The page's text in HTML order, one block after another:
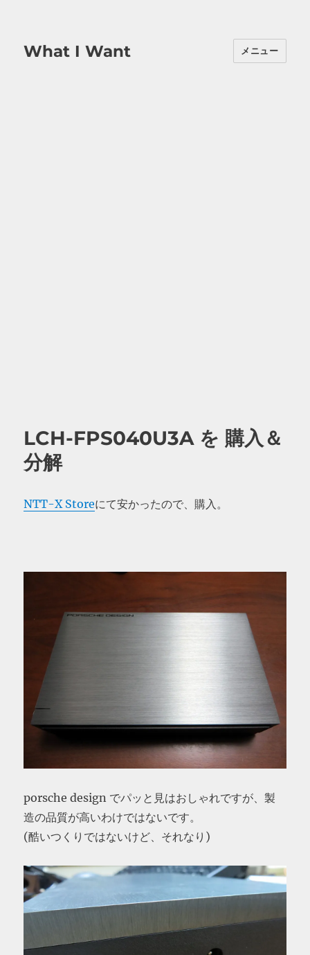
What I Want メニュー
LCH-FPS040U3A を 購入＆
分解
NTT-X Storeにて安かったので、購入。
porsche design でパッと見はおしゃれですが、製
造の品質が高いわけではないです。
(酷いつくりではないけど、それなり)